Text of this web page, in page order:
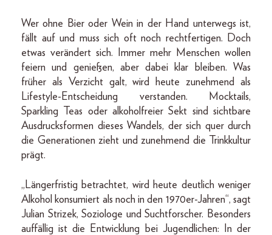
Wer ohne Bier oder Wein in der Hand unterwegs ist,
fällt auf und muss sich oft noch rechtfertigen. Doch
etwas verändert sich. Immer mehr Menschen wollen
feiern und genießen, aber dabei klar bleiben. Was
früher als Verzicht galt, wird heute zunehmend als
Lifestyle-Entscheidung verstanden. Mocktails,
Sparkling Teas oder alkoholfreier Sekt sind sichtbare
Ausdrucksformen dieses Wandels, der sich quer durch
die Generationen zieht und zunehmend die Trinkkultur
prägt.
„Längerfristig betrachtet, wird heute deutlich weniger
Alkohol konsumiert als noch in den 1970er-Jahren“, sagt
Julian Strizek, Soziologe und Suchtforscher. Besonders
auffällig ist die Entwicklung bei Jugendlichen: In der